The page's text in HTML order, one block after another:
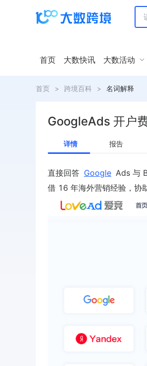
首页 大数快讯 大数活动
首页 > 跨境百科 > 名词解释
GoogleAds 开户
详情 报告
直接回答 Google Ads 与
借 16 年海外营销经验，协